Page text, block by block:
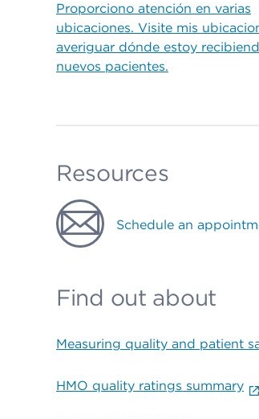
Proporciono atención en varias
ubicaciones. Visite mis
averiguar dónde estoy
nuevos pacientes.
Resources
Schedule an
Find out about
Measuring quality and patient
HMO quality ratings summary